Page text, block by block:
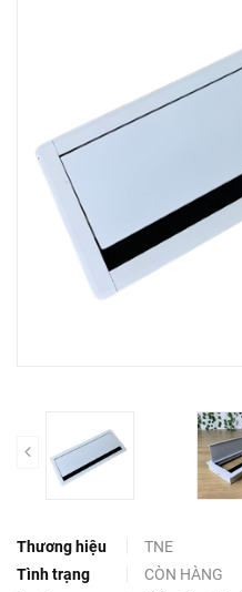
Thương hiệu
TNE
Tình trạng
CÒN HÀNG